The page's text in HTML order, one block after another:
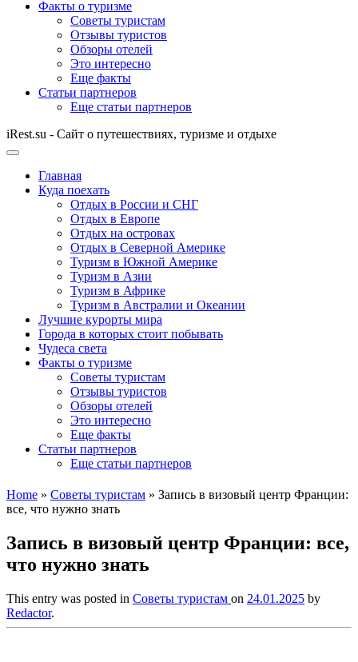
Факты о туризме
Советы туристам
Отзывы туристов
Обзоры отелей
Это интересно
Еще факты
Статьи партнеров
Еще статьи партнеров
iRest.su - Сайт о путешествиях, туризме и отдыхе
Главная
Куда поехать
Отдых в России и СНГ
Отдых в Европе
Отдых на островах
Отдых в Северной Америке
Туризм в Южной Америке
Туризм в Азии
Туризм в Африке
Туризм в Австралии и Океании
Лучшие курорты мира
Города в которых стоит побывать
Чудеса света
Факты о туризме
Советы туристам
Отзывы туристов
Обзоры отелей
Это интересно
Еще факты
Статьи партнеров
Еще статьи партнеров
Home » Советы туристам » Запись в визовый центр Франции:
все, что нужно знать
Запись в визовый центр Франции: все,
что нужно знать
This entry was posted in Советы туристам on 24.01.2025 by
Redactor.